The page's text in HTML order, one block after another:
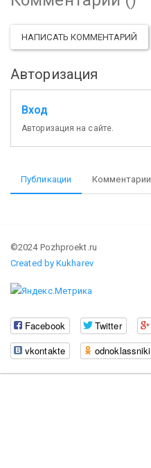
НАПИСАТЬ КОММЕНТАРИЙ
Авторизация
Вход
Авторизация на сайте.
Публикации Комментарии
©2024 Pozhproekt.ru
Created by Kukharev
Facebook Twitter
vkontakte
odnoklassniki